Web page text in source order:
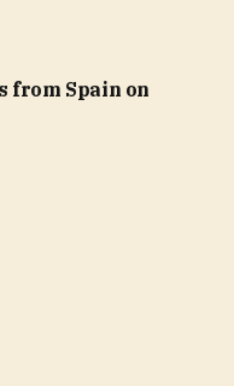
from Spain on